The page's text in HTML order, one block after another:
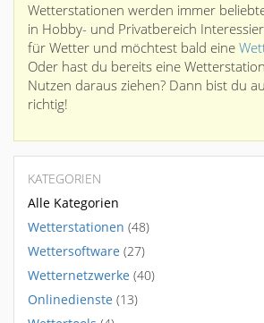
Wetterstationen werden immer
in Hobby- und Privatbereich
für Wetter und möchtest bald eine
Oder hast du bereits eine
Nutzen daraus ziehen? Dann bist du
richtig!
KATEGORIEN
Alle Kategorien
Wetterstationen (48)
Wettersoftware (27)
Wetternetzwerke (40)
Onlinedienste (13)